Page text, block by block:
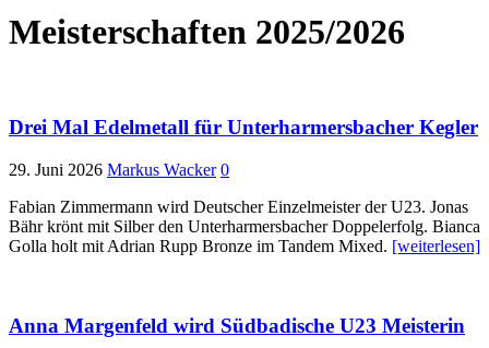
Meisterschaften 2025/2026
Drei Mal Edelmetall für Unterharmersbacher Kegler
29. Juni 2026 Markus Wacker 0
Fabian Zimmermann wird Deutscher Einzelmeister der U23. Jonas
Bähr krönt mit Silber den Unterharmersbacher Doppelerfolg. Bianca
Golla holt mit Adrian Rupp Bronze im Tandem Mixed. [weiterlesen]
Anna Margenfeld wird Südbadische U23 Meisterin